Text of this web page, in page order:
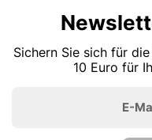
Sichern Sie sich für
10 Euro für
E-